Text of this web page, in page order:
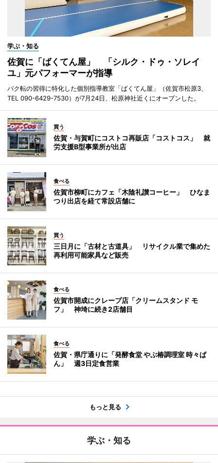
学ぶ・知る
佐賀に「ばくてん屋」 「シルク・ドゥ・ソレイ
ユ」元パフォーマーが指導
バク転の習得に特化した個別指導教室「ばくてん屋」（佐賀市松原3、
TEL 090-6429-7530）が7月24日、松原神社近くにオープンした。
買う
佐賀・与賀町にコストコ再販店「コストコス」 就
労支援B型事業所が出店
食べる
佐賀市柳町にカフェ「木陰礼讃コーヒー」 ひなま
つり出店を経て常設店舗に
買う
三日月に「古材と古道具」 リサイクル業で集めた
再利用可能家具など販売
食べる
佐賀市開成にクレープ店「クリームスタンド モ
フ」 神埼に続き2店舗目
食べる
佐賀・県庁通りに「発酵食堂 やぶ椿調理室 時々ぱ
ん」 週3日定食営業
もっと見る
学ぶ・知る